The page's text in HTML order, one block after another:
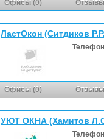
Офисы (0)
ЛастОкон (Ситдиков
Офисы (0)
УЮТ ОКНА (Хамитов